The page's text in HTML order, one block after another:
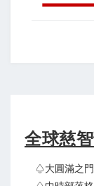
全球慈
♤大圓滿之